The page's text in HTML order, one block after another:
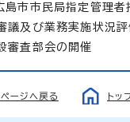
島市市民局指定管理者
議及び業務実施状況
審査部会の開催
ージへ戻る トッ